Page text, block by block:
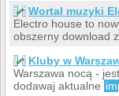
Wortal muzyki
Electro house to
obszerny download
Kluby w
Warszawa nocą -
dodawaj aktualne